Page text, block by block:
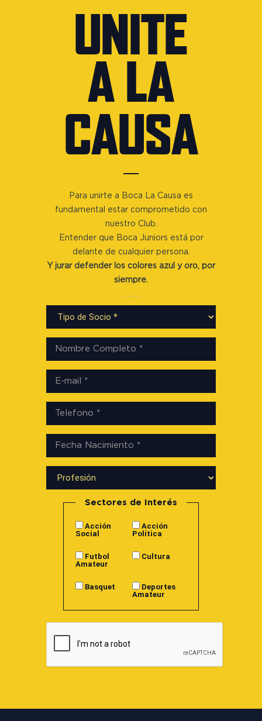
UNITE
A LA
CAUSA
Para unirte a Boca La Causa es
fundamental estar comprometido con
nuestro Club.
Entender que Boca Juniors está por
delante de cualquier persona.
Y jurar defender los colores azul y oro, por
siempre.
Sectores de Interés
Acción
Social
Acción
Política
Amateur
Cultura
Basquet
Deportes
Amateur